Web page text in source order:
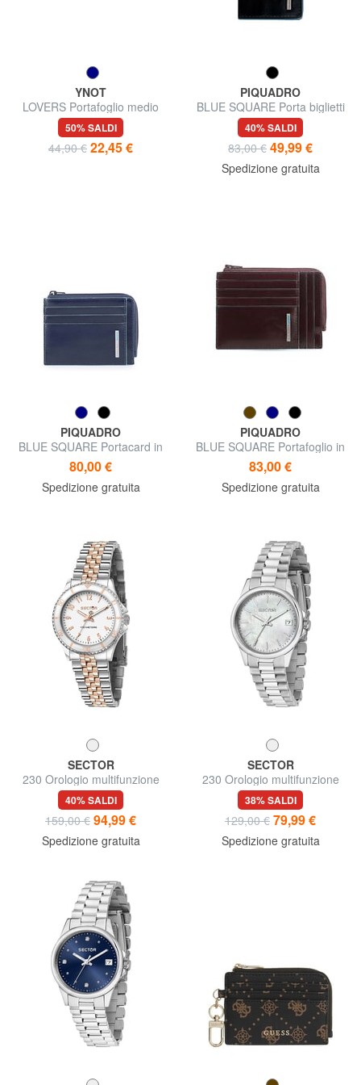
YNOT
LOVERS Portafoglio medio
con porta card
50% SALDI
44,90 € 22,45 €
PIQUADRO
BLUE SQUARE Porta biglietti
da visita in pelle
40% SALDI
83,00 € 49,99 €
Spedizione gratuita
PIQUADRO
BLUE SQUARE Portacard in
pelle, con zip
80,00 €
Spedizione gratuita
PIQUADRO
BLUE SQUARE Portafoglio in
pelle con RFID
83,00 €
Spedizione gratuita
SECTOR
230 Orologio multifunzione
40% SALDI
159,00 € 94,99 €
Spedizione gratuita
SECTOR
230 Orologio multifunzione
38% SALDI
129,00 € 79,99 €
Spedizione gratuita